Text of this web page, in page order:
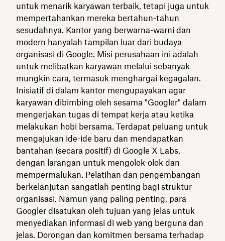
untuk menarik karyawan terbaik, tetapi juga untuk
mempertahankan mereka bertahun-tahun
sesudahnya. Kantor yang berwarna-warni dan
modern hanyalah tampilan luar dari budaya
organisasi di Google. Misi perusahaan ini adalah
untuk melibatkan karyawan melalui sebanyak
mungkin cara, termasuk menghargai kegagalan.
Inisiatif di dalam kantor mengupayakan agar
karyawan dibimbing oleh sesama "Googler" dalam
mengerjakan tugas di tempat kerja atau ketika
melakukan hobi bersama. Terdapat peluang untuk
mengajukan ide-ide baru dan mendapatkan
bantahan (secara positif) di Google X Labs,
dengan larangan untuk mengolok-olok dan
mempermalukan. Pelatihan dan pengembangan
berkelanjutan sangatlah penting bagi struktur
organisasi. Namun yang paling penting, para
Googler disatukan oleh tujuan yang jelas untuk
menyediakan informasi di web yang berguna dan
jelas. Dorongan dan komitmen bersama terhadap